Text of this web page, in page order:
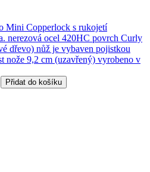
Mini Copperlock s rukojetí
nerezová ocel 420HC povrch Curly
dřevo) nůž je vybaven pojistkou
nože 9,2 cm (uzavřený) vyrobeno v
Přidat do košíku